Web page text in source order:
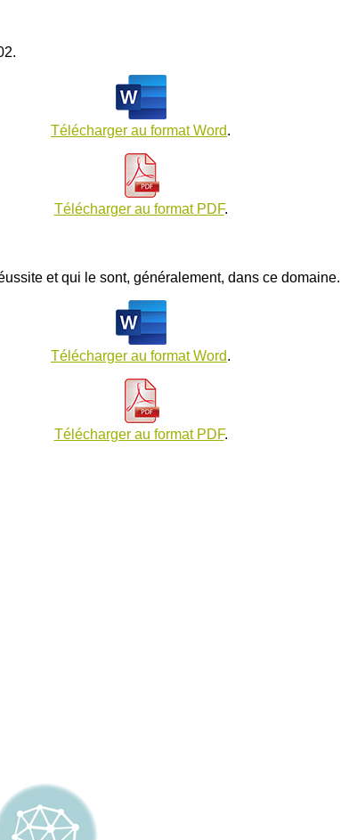
Télécharger au format Word.
Télécharger au format PDF.
et qui le sont, généralement, dans ce domaine.
Télécharger au format Word.
Télécharger au format PDF.